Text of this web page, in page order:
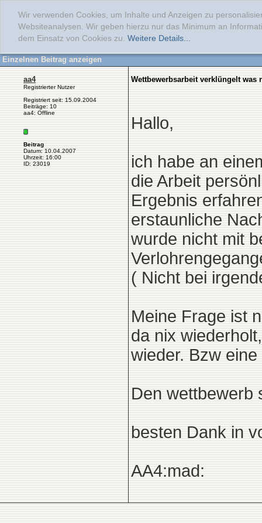
Wir verwenden Cookies, um Inhalte und Anzeigen zu
Websiteanalysen. Wir geben hierzu nur das Minimum an
dem Einsatz von Cookies zu. Weitere Details...
Einzelnen Beitrag anzeigen
aa4
Registrierter Nutzer
Registriert seit: 15.09.2004
Beiträge: 10
aa4: Offline
Beitrag
Datum: 10.04.2007
Uhrzeit: 16:00
ID: 23019
Wettbewerbsarbeit verklüngelt was
Hallo,
ich habe an
die Arbeit
Ergebnis
erstaunliche
wurde nicht mit
( Nicht bei
Meine Frage ist
da nix
wieder. Bzw
Den wettbewerb
besten Dank in
AA4:mad: